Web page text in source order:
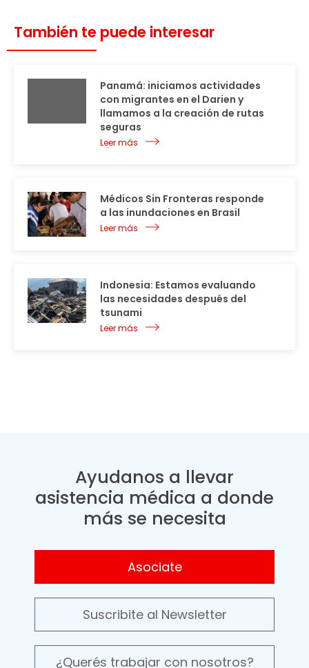
También te puede interesar
Panamá: iniciamos actividades
con migrantes en el Darien y
llamamos a la creación de rutas
seguras
Leer más
Médicos Sin Fronteras responde
a las inundaciones en Brasil
Leer más
Indonesia: Estamos evaluando
las necesidades después del
tsunami
Leer más
Ayudanos a llevar
asistencia médica a donde
más se necesita
Asociate
Suscribite al Newsletter
¿Querés trabajar con nosotros?